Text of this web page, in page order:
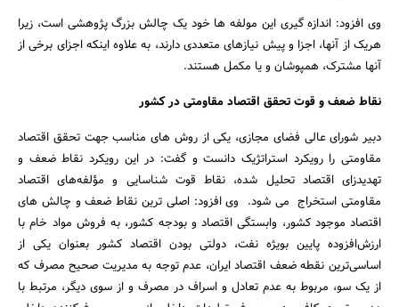
وی افزود: اندازه گیری این مولفه ها خود یک چالش بزرگ پژوهشی است، زیرا
هریک از آنها، اجزا و پیش نیازهای متعددی دارند، به علاوه اینکه اجزای برخی از
آنها مشترک، همپوشان و یا مکمل هستند.
نقاط ضعف و قوت تحقق اقتصاد مقاومتی در کشور
دبیر شورای عالی فضای مجازی، یکی از روش های مناسب جهت تحقق اقتصاد
مقاومتی را رویکرد استراتژیک دانست و گفت: در این رویکرد نقاط ضعف و
تهدیدزای اقتصاد تحلیل شده، نقاط قوت شناسایی و مؤلفه‌های اقتصاد
مقاومتی استخراج می شود. وی افزود: اصلی ترین نقاط ضعف و چالش های
اقتصاد موجود کشور، وابستگی اقتصاد و بودجه کشور، به فروش مواد خام با
ارزش‌افزوده‌ پایین بویژه نفت، دولتی بودن اقتصاد کشور بعنوان یکی از
اساسی‌ترین نقطه ضعف اقتصاد ایران، عدم توجه به مدیریت صحیح مصرف که
از یک سو، مربوط به عدم تعادل و اسراف در مصرف و از سوی دیگر، مرتبط با